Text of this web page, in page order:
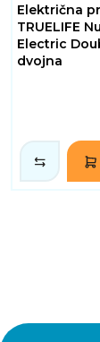
Električna
TRUELIFE
Electric
dvojna